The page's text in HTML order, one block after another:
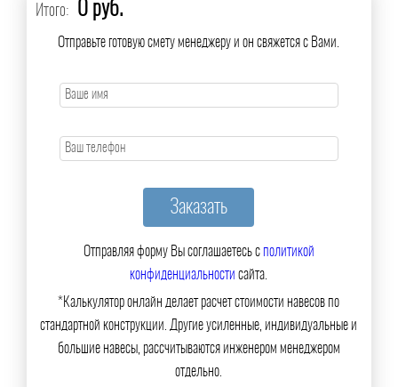
Итого: 0 руб.
Отправьте готовую смету менеджеру и он свяжется с Вами.
Отправляя форму Вы соглашаетесь сполитикой
конфиденциальности сайта.
*Калькулятор онлайн делает расчет стоимости навесов по
стандартной конструкции. Другие усиленные, индивидуальные и
большие навесы, рассчитываются инженером менеджером
отдельно.